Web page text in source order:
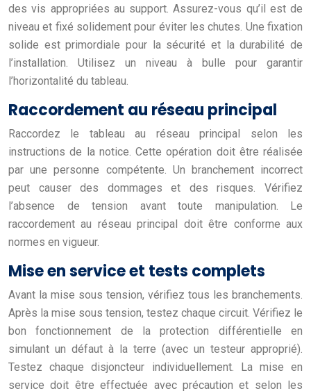
des vis appropriées au support. Assurez-vous qu’il est de
niveau et fixé solidement pour éviter les chutes. Une fixation
solide est primordiale pour la sécurité et la durabilité de
l’installation. Utilisez un niveau à bulle pour garantir
l’horizontalité du tableau.
Raccordement au réseau principal
Raccordez le tableau au réseau principal selon les
instructions de la notice. Cette opération doit être réalisée
par une personne compétente. Un branchement incorrect
peut causer des dommages et des risques. Vérifiez
l’absence de tension avant toute manipulation. Le
raccordement au réseau principal doit être conforme aux
normes en vigueur.
Mise en service et tests complets
Avant la mise sous tension, vérifiez tous les branchements.
Après la mise sous tension, testez chaque circuit. Vérifiez le
bon fonctionnement de la protection différentielle en
simulant un défaut à la terre (avec un testeur approprié).
Testez chaque disjoncteur individuellement. La mise en
service doit être effectuée avec précaution et selon les